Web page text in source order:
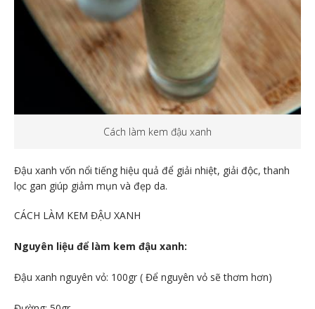
Cách làm kem đậu xanh
Đậu xanh vốn nổi tiếng hiệu quả để giải nhiệt, giải độc, thanh
lọc gan giúp giảm mụn và đẹp da.
CÁCH LÀM KEM ĐẬU XANH
Nguyên liệu để làm kem đậu xanh:
Đậu xanh nguyên vỏ: 100gr ( Để nguyên vỏ sẽ thơm hơn)